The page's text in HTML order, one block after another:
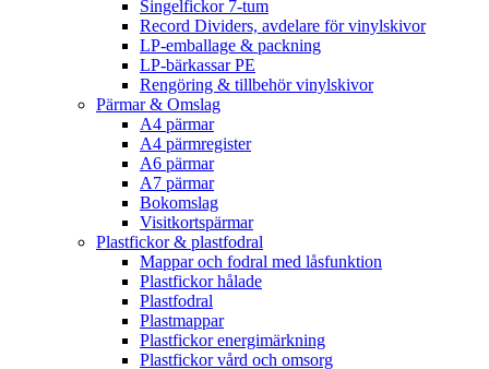
Singelfickor 7-tum
Record Dividers, avdelare för vinylskivor
LP-emballage & packning
LP-bärkassar PE
Rengöring & tillbehör vinylskivor
Pärmar & Omslag
A4 pärmar
A4 pärmregister
A6 pärmar
A7 pärmar
Bokomslag
Visitkortspärmar
Plastfickor & plastfodral
Mappar och fodral med låsfunktion
Plastfickor hålade
Plastfodral
Plastmappar
Plastfickor energimärkning
Plastfickor vård och omsorg